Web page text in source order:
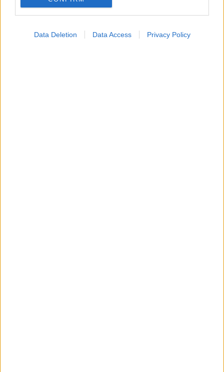
Opted Out
Data Deletion Data Access Privacy Policy
2024. június 24. 19:04
Küldés Küldés Messengeren